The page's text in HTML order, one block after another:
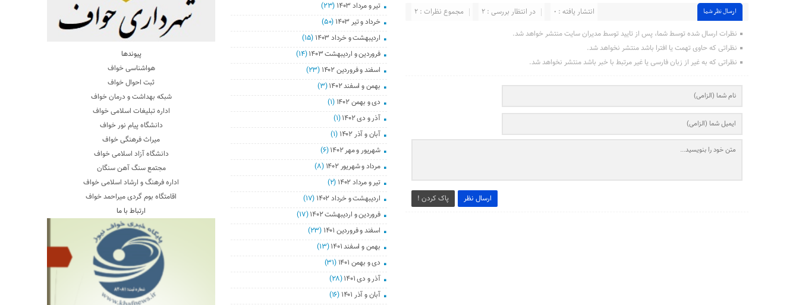
ارسال نظر شما مجموع نظرات : ۲ در انتظار بررسی : ۲ انتشار یافته : ۰
نظرات ارسال شده توسط شما، پس از تایید توسط مدیران سایت منتشر خواهد شد.
نظراتی که حاوی تهمت یا افترا باشد منتشر نخواهد شد.
نظراتی که به غیر از زبان فارسی یا غیر مرتبط با خبر باشد منتشر نخواهد شد.
ارسال نظر پاک کردن !
تیر و مرداد ۱۴۰۳
(۲۳)
خرداد و تیر ۱۴۰۳
(۵۰)
اردیبهشت و خرداد ۱۴۰۳
(۱۵)
فروردین و اردیبهشت ۱۴۰۳
(۱۴)
اسفند و فروردین ۱۴۰۲
(۲۳)
بهمن و اسفند ۱۴۰۲
(۳)
دی و بهمن ۱۴۰۲
(۱)
آذر و دی ۱۴۰۲
(۱)
آبان و آذر ۱۴۰۲
(۱)
شهریور و مهر ۱۴۰۲
(۶)
مرداد و شهریور ۱۴۰۲
(۸)
تیر و مرداد ۱۴۰۲
(۲)
اردیبهشت و خرداد ۱۴۰۲
(۱۷)
فروردین و اردیبهشت ۱۴۰۲
(۱۷)
اسفند و فروردین ۱۴۰۱
(۲۳)
بهمن و اسفند ۱۴۰۱
(۱۳)
دی و بهمن ۱۴۰۱
(۳۱)
آذر و دی ۱۴۰۱
(۲۸)
آبان و آذر ۱۴۰۱
(۱۶)
پیوندها
هواشناسی خواف
ثبت احوال خواف
شبکه بهداشت و درمان خواف
اداره تبلیغات اسلامی خواف
دانشگاه پیام نور خواف
میراث فرهنگی خواف
دانشگاه آزاد اسلامی خواف
مجتمع سنگ آهن سنگان
اداره فرهنگ و ارشاد اسلامی خواف
اقامتگاه بوم گردی میراحمد خواف
ارتباط با ما